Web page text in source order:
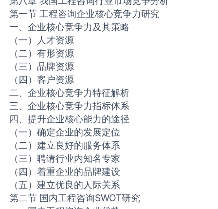
第一节 工程咨询企业核心竞争力研究
一、企业核心竞争力及其策略
（一）人才资源
（二）有形资源
（三）品牌资源
（四）客户资源
二、企业核心竞争力特征解析
三、企业核心竞争力指标体系
四、提升企业核心能力的途径
（一）确定企业的发展定位
（二）建立良好的服务体系
（三）聘请行业内知名专家
（四）着重企业的品牌建设
（五）建立优良的人际关系
第二节 国内工程咨询SWOT研究